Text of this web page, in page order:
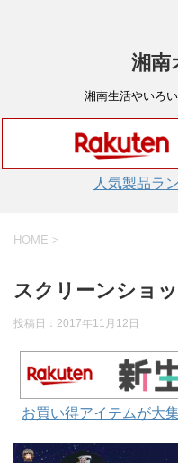
湘南
湘南生活やいろ
人気製品ラ
HOME >
スクリーンショ
投稿日： 2017年11月12日
お買い得アイテムが大